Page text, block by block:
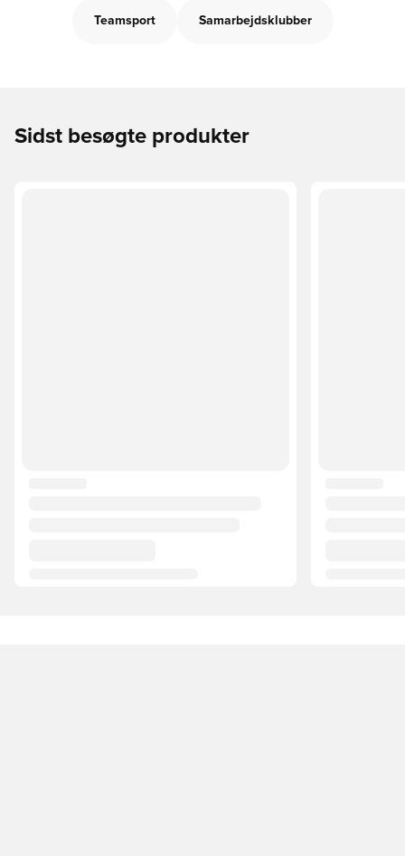
Teamsport Samarbejdsklubber
Sidst besøgte produkter